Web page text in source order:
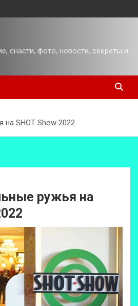
снасти, фото, новости, секреты и
на SHOT Show 2022
ружья на